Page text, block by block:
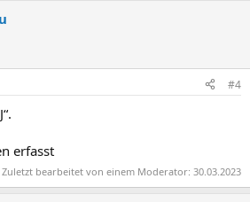
#4
erfasst
Zuletzt bearbeitet von einem Moderator: 30.03.2023